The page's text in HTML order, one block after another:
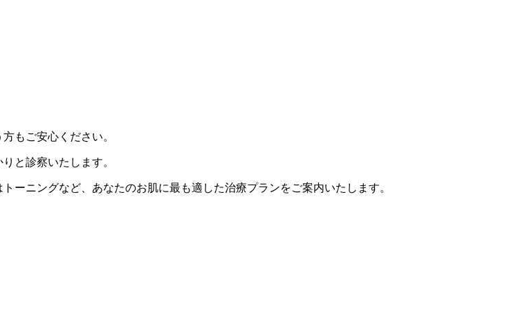
もご安心ください。
と診察いたします。
ーニングなど、あなたのお肌に最も適した治療プランをご案内いたします。